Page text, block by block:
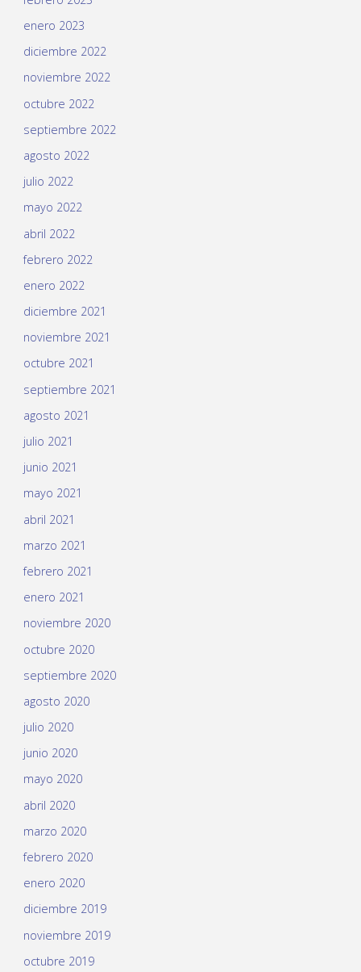
enero 2023
diciembre 2022
noviembre 2022
octubre 2022
septiembre 2022
agosto 2022
julio 2022
mayo 2022
abril 2022
febrero 2022
enero 2022
diciembre 2021
noviembre 2021
octubre 2021
septiembre 2021
agosto 2021
julio 2021
junio 2021
mayo 2021
abril 2021
marzo 2021
febrero 2021
enero 2021
noviembre 2020
octubre 2020
septiembre 2020
agosto 2020
julio 2020
junio 2020
mayo 2020
abril 2020
marzo 2020
febrero 2020
enero 2020
diciembre 2019
noviembre 2019
octubre 2019